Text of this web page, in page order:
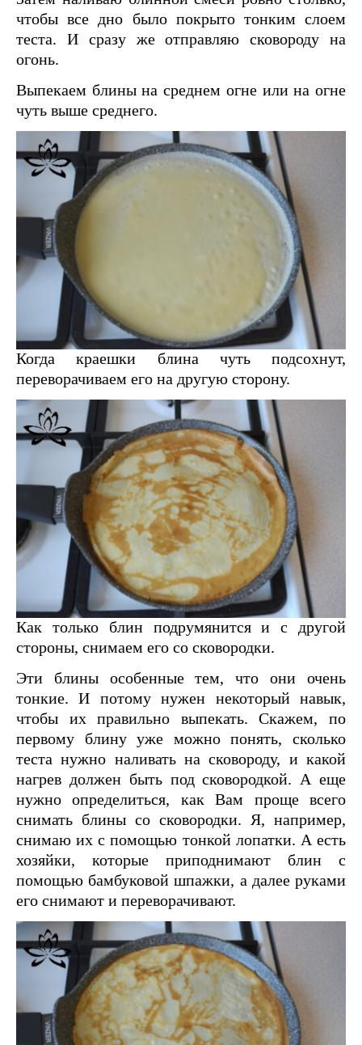
чтобы все дно было покрыто тонким слоем
теста. И сразу же отправляю сковороду на
огонь.
Выпекаем блины на среднем огне или на огне
чуть выше среднего.
Когда краешки блина чуть подсохнут,
переворачиваем его на другую сторону.
Как только блин подрумянится и с другой
стороны, снимаем его со сковородки.
Эти блины особенные тем, что они очень
тонкие. И потому нужен некоторый навык,
чтобы их правильно выпекать. Скажем, по
первому блину уже можно понять, сколько
теста нужно наливать на сковороду, и какой
нагрев должен быть под сковородкой. А еще
нужно определиться, как Вам проще всего
снимать блины со сковородки. Я, например,
снимаю их с помощью тонкой лопатки. А есть
хозяйки, которые приподнимают блин с
помощью бамбуковой шпажки, а далее руками
его снимают и переворачивают.